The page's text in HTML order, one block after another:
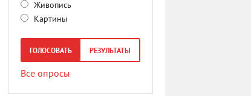
Живопись
Картины
ГОЛОСОВАТЬ РЕЗУЛЬТАТЫ
Все опросы